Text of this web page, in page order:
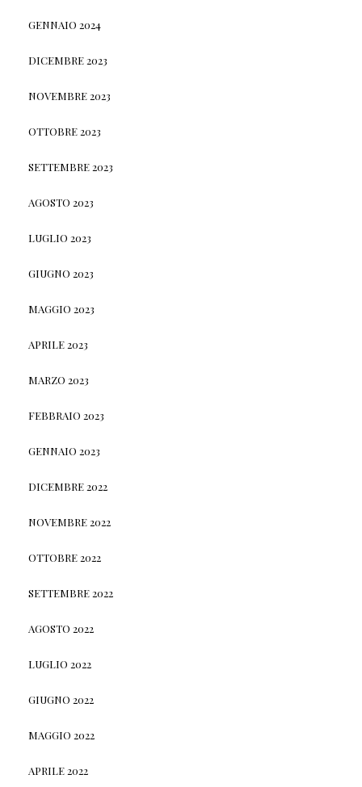
GENNAIO 2024
DICEMBRE 2023
NOVEMBRE 2023
OTTOBRE 2023
SETTEMBRE 2023
AGOSTO 2023
LUGLIO 2023
GIUGNO 2023
MAGGIO 2023
APRILE 2023
MARZO 2023
FEBBRAIO 2023
GENNAIO 2023
DICEMBRE 2022
NOVEMBRE 2022
OTTOBRE 2022
SETTEMBRE 2022
AGOSTO 2022
LUGLIO 2022
GIUGNO 2022
MAGGIO 2022
APRILE 2022